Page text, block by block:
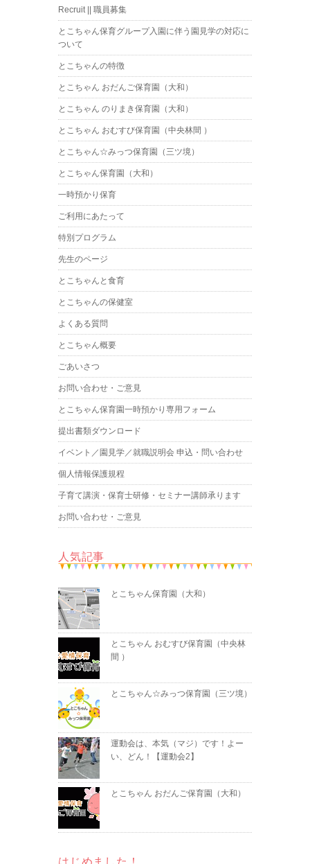
Recruit || 職員募集
とこちゃん保育グループ入園に伴う園見学の対応に
ついて
とこちゃんの特徴
とこちゃん おだんご保育園（大和）
とこちゃん のりまき保育園（大和）
とこちゃん おむすび保育園（中央林間 ）
とこちゃん☆みっつ保育園（三ツ境）
とこちゃん保育園（大和）
一時預かり保育
ご利用にあたって
特別プログラム
先生のページ
とこちゃんと食育
とこちゃんの保健室
よくある質問
とこちゃん概要
ごあいさつ
お問い合わせ・ご意見
とこちゃん保育園一時預かり専用フォーム
提出書類ダウンロード
イベント／園見学／就職説明会 申込・問い合わせ
個人情報保護規程
子育て講演・保育士研修・セミナー講師承ります
お問い合わせ・ご意見
人気記事
とこちゃん保育園（大和）
とこちゃん おむすび保育園（中央林
間 ）
とこちゃん☆みっつ保育園（三ツ境）
運動会は、本気（マジ）です！よー
い、どん！【運動会2】
とこちゃん おだんご保育園（大和）
はじめました！